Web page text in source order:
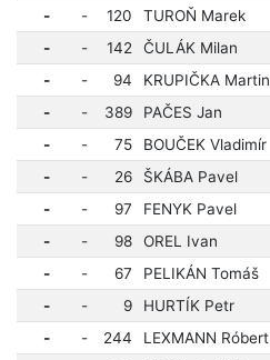
-
- 120 TUROŇ Marek
-
- 142 ČULÁK Milan
-
- 94 KRUPIČKA Martin
-
- 389 PAČES Jan
-
- 75 BOUČEK Vladimír
-
- 26 ŠKÁBA Pavel
-
- 97 FENYK Pavel
-
- 98 OREL Ivan
-
- 67 PELIKÁN Tomáš
-
- 9 HURTÍK Petr
-
- 244 LEXMANN Róbert